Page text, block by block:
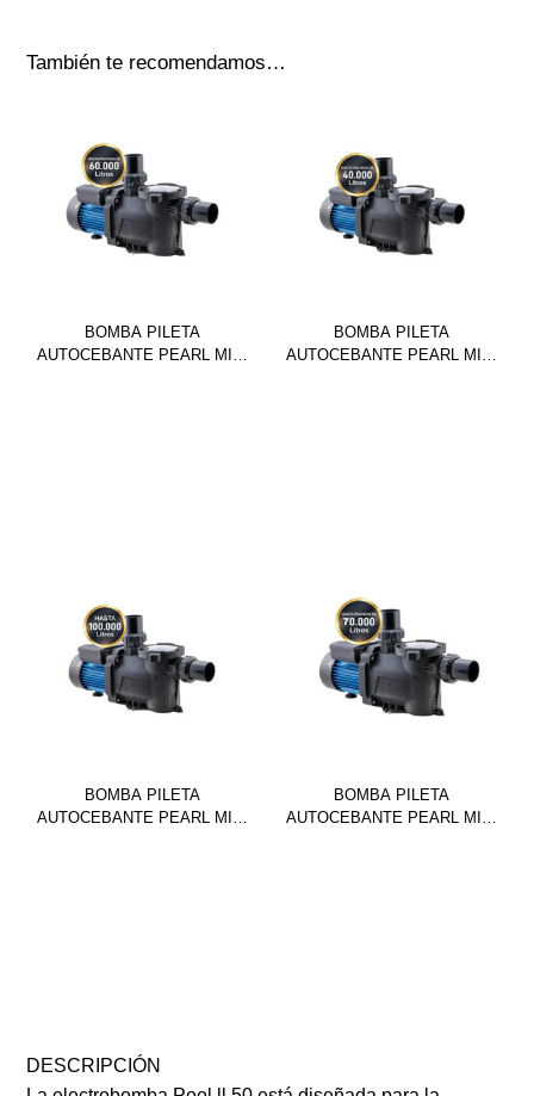
También te recomendamos…
BOMBA PILETA
AUTOCEBANTE PEARL MINI
BOMBA PILETA
AUTOCEBANTE PEARL MINI
BOMBA PILETA
AUTOCEBANTE PEARL MINI
BOMBA PILETA
AUTOCEBANTE PEARL MINI
DESCRIPCIÓN